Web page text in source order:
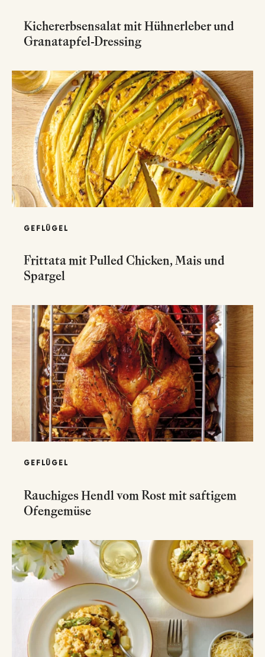
Kichererbsensalat mit Hühnerleber und
Granatapfel-Dressing
GEFLÜGEL
Frittata mit Pulled Chicken, Mais und
Spargel
GEFLÜGEL
Rauchiges Hendl vom Rost mit saftigem
Ofengemüse